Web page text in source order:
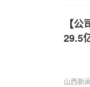
【
29.5
山西新